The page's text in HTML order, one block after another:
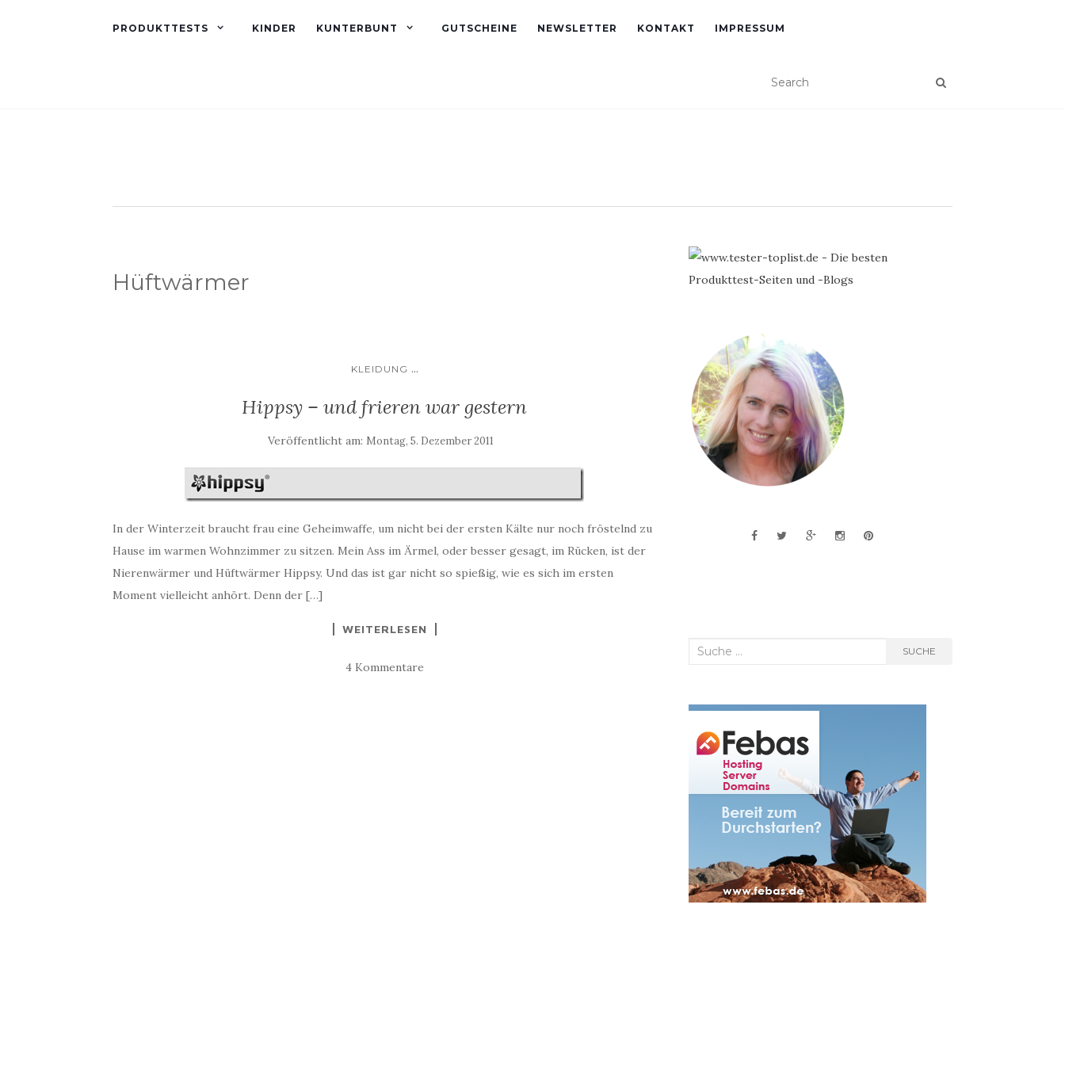
PRODUKTTESTS KINDER KUNTERBUNT GUTSCHEINE NEWSLETTER KONTAKT IMPRESSUM
Hüftwärmer
KLEIDUNG ...
Hippsy – und frieren war gestern
Veröffentlicht am: Montag, 5. Dezember 2011
In der Winterzeit braucht frau eine Geheimwaffe, um nicht bei der ersten Kälte nur noch fröstelnd zu
Hause im warmen Wohnzimmer zu sitzen. Mein Ass im Ärmel, oder besser gesagt, im Rücken, ist der
Nierenwärmer und Hüftwärmer Hippsy. Und das ist gar nicht so spießig, wie es sich im ersten
Moment vielleicht anhört. Denn der […]
WEITERLESEN
4 Kommentare
Suche
SUCHE